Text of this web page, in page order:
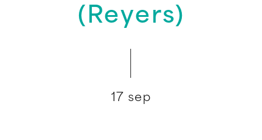
(Reyers)
17 sep